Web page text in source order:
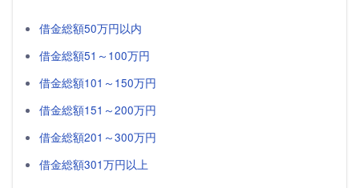
借金総額50万円以内
借金総額51～100万円
借金総額101～150万円
借金総額151～200万円
借金総額201～300万円
借金総額301万円以上